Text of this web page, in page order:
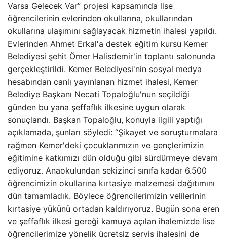
Varsa Gelecek Var” projesi kapsamında lise
öğrencilerinin evlerinden okullarına, okullarından
okullarına ulaşımını sağlayacak hizmetin ihalesi yapıldı.
Evlerinden Ahmet Erkal'a destek eğitim kursu Kemer
Belediyesi şehit Ömer Halisdemir'in toplantı salonunda
gerçekleştirildi. Kemer Belediyesi'nin sosyal medya
hesabından canlı yayınlanan hizmet ihalesi, Kemer
Belediye Başkanı Necati Topaloğlu'nun seçildiği
günden bu yana şeffaflık ilkesine uygun olarak
sonuçlandı. Başkan Topaloğlu, konuyla ilgili yaptığı
açıklamada, şunları söyledi: “Şikayet ve soruşturmalara
rağmen Kemer'deki çocuklarımızın ve gençlerimizin
eğitimine katkımızı dün olduğu gibi sürdürmeye devam
ediyoruz. Anaokulundan sekizinci sınıfa kadar 6.500
öğrencimizin okullarına kırtasiye malzemesi dağıtımını
dün tamamladık. Böylece öğrencilerimizin velilerinin
kırtasiye yükünü ortadan kaldırıyoruz. Bugün sona eren
ve şeffaflık ilkesi gereği kamuya açılan ihalemizde lise
öğrencilerimize yönelik ücretsiz servis ihalesini de